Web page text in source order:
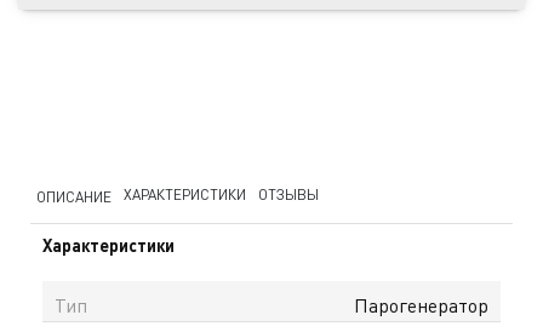
ОПИСАНИЕ ХАРАКТЕРИСТИКИ ОТЗЫВЫ
Характеристики
Тип
Парогенератор